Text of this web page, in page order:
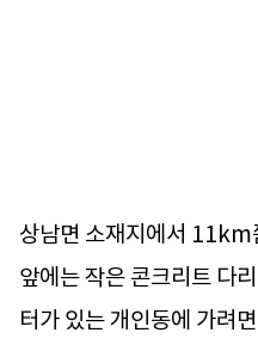
상남면 소재지에서 11km
앞에는 작은 콘크리트 다
터가 있는 개인동에 가려